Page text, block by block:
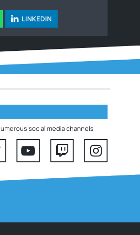
LINKEDIN
social media channels